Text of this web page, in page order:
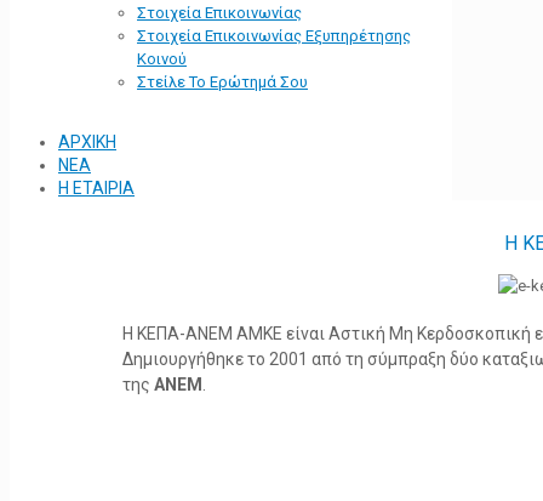
Στοιχεία Επικοινωνίας
Στοιχεία Επικοινωνίας Εξυπηρέτησης
Κοινού
Στείλε Το Ερώτημά Σου
ΑΡΧΙΚΗ
ΝΕΑ
Η ΕΤΑΙΡΙΑ
Η
Η ΚΕΠΑ-ΑΝΕΜ ΑΜΚΕ είναι Αστική Μη Κερδοσκοπική
Δημιουργήθηκε το 2001 από τη σύμπραξη δύο
της ΑΝΕΜ